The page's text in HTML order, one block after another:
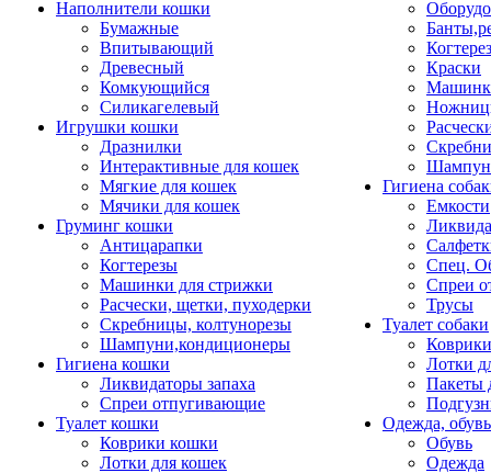
Наполнители кошки
Бумажные
Впитывающий
Древесный
Комкующийся
Силикагелевый
Игрушки кошки
Дразнилки
Интерактивные для кошек
Мягкие для кошек
Мячики для кошек
Груминг кошки
Антицарапки
Когтерезы
Машинки для стрижки
Расчески, щетки, пуходерки
Скребницы, колтунорезы
Шампуни,кондиционеры
Гигиена кошки
Ликвидаторы запаха
Спреи отпугивающие
Туалет кошки
Коврики кошки
Лотки для кошек
Краски
Гигиена
Емкости
Спец.
Спреи
Трусы
Туалет собаки
Коврики
Лотки
Пакеты
Одежда, обувь
Обувь
Одежда